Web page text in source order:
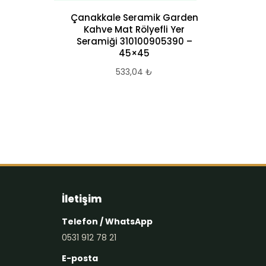
Çanakkale Seramik Garden
Kahve Mat Rölyefli Yer
Seramiği 310100905390 –
45×45
533,04 ₺
İletişim
Telefon / WhatsApp
0531 912 78 21
E-posta